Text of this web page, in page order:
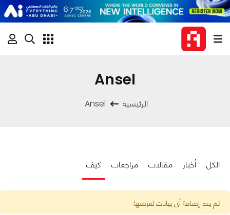
Ansel
الرئيسية Ansel
الكل أخبار مقالات مراجعات كيف
لم يتم إضافة أى بيانات لعرضها.